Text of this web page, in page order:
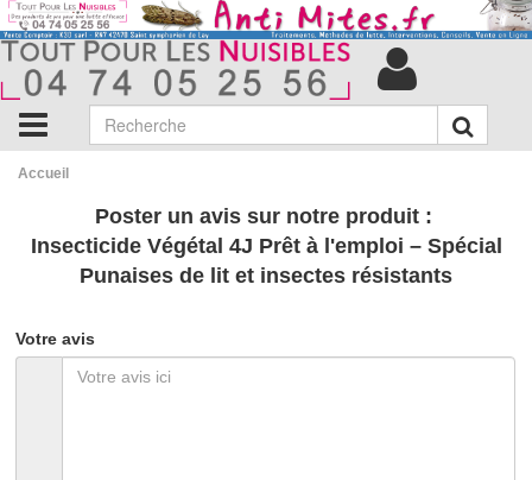
Accueil
Poster un avis sur notre produit :
Insecticide Végétal 4J Prêt à l'emploi – Spécial
Punaises de lit et insectes résistants
Votre avis